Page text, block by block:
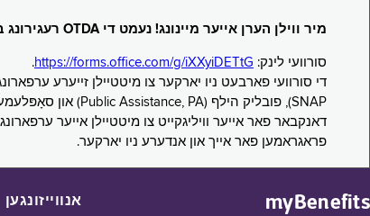
מיר ווילן הערן אייער מיינונג! נעמט די OTDA רעגירונג בענעפיטן סורוועי!
סורוועי לינק: https://forms.office.com/g/iXXyiDETtG
.
דאנקבאר פאר אייער וויליגקייט צו מיטטיילן אייער
פראגראמען פאר אייך און אנדערע ניו יארקער.
myBenefits אנווייזונגען